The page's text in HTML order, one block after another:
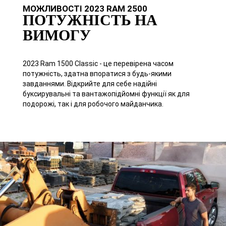
МОЖЛИВОСТІ 2023 RAM 2500
ПОТУЖНІСТЬ НА
ВИМОГУ
2023 Ram 1500 Classic - це перевірена часом
потужність, здатна впоратися з будь-якими
завданнями. Відкрийте для себе надійні
буксирувальні та вантажопідйомні функції як для
подорожі, так і для робочого майданчика.